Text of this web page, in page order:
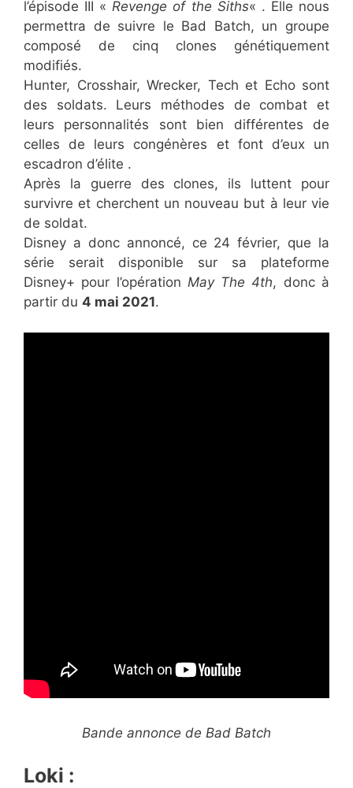
l’épisode III «Revenge of the Siths« . Elle nous
permettra de suivre le Bad Batch, un groupe
composé de cinq clones génétiquement
modifiés.
Hunter, Crosshair, Wrecker, Tech et Echo sont
des soldats. Leurs méthodes de combat et
leurs personnalités sont bien différentes de
celles de leurs congénères et font d’eux un
escadron d’élite .
Après la guerre des clones, ils luttent pour
survivre et cherchent un nouveau but à leur vie
de soldat.
Disney a donc annoncé, ce 24 février, que la
série serait disponible sur sa plateforme
Disney+ pour l’opération May The 4th, donc à
partir du 4 mai 2021.
Bande annonce de Bad Batch
Loki :